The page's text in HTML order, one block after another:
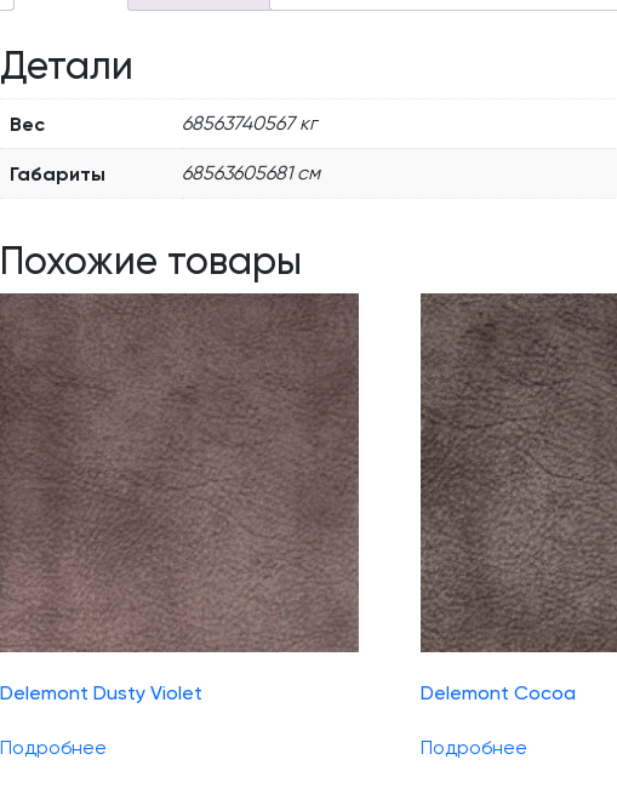
Детали
Вес 68563740567 кг
Габариты 68563605681 см
Похожие товары
Delemont Dusty Violet
Подробнее
Delemont Cocoa
Подробнее